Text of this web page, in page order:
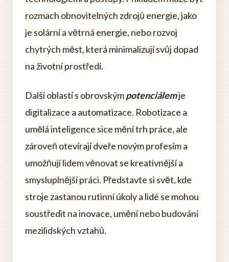
rozmach obnovitelných zdrojů energie, jako
je solární a větrná energie, nebo rozvoj
chytrých měst, která minimalizují svůj dopad
na životní prostředí.
Další oblastí s obrovskýmpotenciálemje
digitalizace a automatizace. Robotizace a
umělá inteligence sice mění trh práce, ale
zároveň otevírají dveře novým profesím a
umožňují lidem věnovat se kreativnější a
smysluplnější práci. Představte si svět, kde
stroje zastanou rutinní úkoly a lidé se mohou
soustředit na inovace, umění nebo budování
mezilidských vztahů.